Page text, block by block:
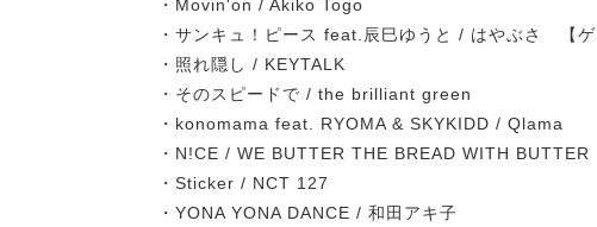
・Movin'on / Akiko Togo
・サンキュ！ピース feat.辰巳ゆうと / はやぶさ 【ゲ
・照れ隠し / KEYTALK
・そのスピードで / the brilliant green
・konomama feat. RYOMA & SKYKIDD / Qlama
・N!CE / WE BUTTER THE BREAD WITH BUTTER
・Sticker / NCT 127
・YONA YONA DANCE / 和田アキ子